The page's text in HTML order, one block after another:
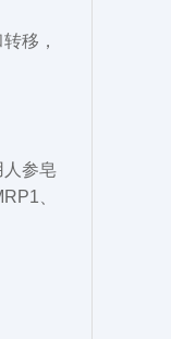
移，
参皂
、